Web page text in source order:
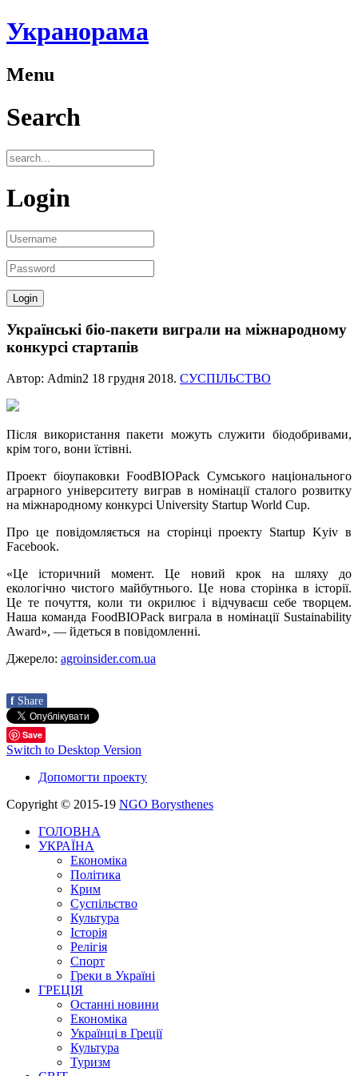
Укранорама
Menu
Search
Login
Українські біо-пакети виграли на міжнародному
конкурсі стартапів
Автор: Admin2 18 грудня 2018. СУСПІЛЬСТВО
Після використання пакети можуть служити біодобривами,
крім того, вони їстівні.
Проект біоупаковки FoodBIOPack Сумського національного
аграрного університету виграв в номінації сталого розвитку
на міжнародному конкурсі University Startup World Cup.
Про це повідомляється на сторінці проекту Startup Kyiv в
Facebook.
«Це історичний момент. Це новий крок на шляху до
екологічно чистого майбутнього. Це нова сторінка в історії.
Це те почуття, коли ти окрилює і відчуваєш себе творцем.
Наша команда FoodBIOPack виграла в номінації Sustainability
Award», — йдеться в повідомленні.
Джерело: agroinsider.com.ua
f Share
Save
Switch to Desktop Version
Допомогти проекту
Copyright © 2015-19 NGO Borysthenes
ГОЛОВНА
УКРАЇНА
Економіка
Політика
Крим
Суспільство
Культура
Історія
Релігія
Спорт
Греки в Україні
ГРЕЦІЯ
Останні новини
Економіка
Українці в Греції
Культура
Туризм